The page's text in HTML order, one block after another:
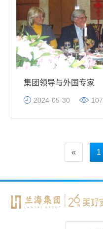
集团领导与外国专家
2024-05-30 107
« 1